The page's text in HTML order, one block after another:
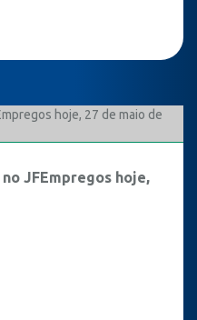
JFEmpregos hoje,